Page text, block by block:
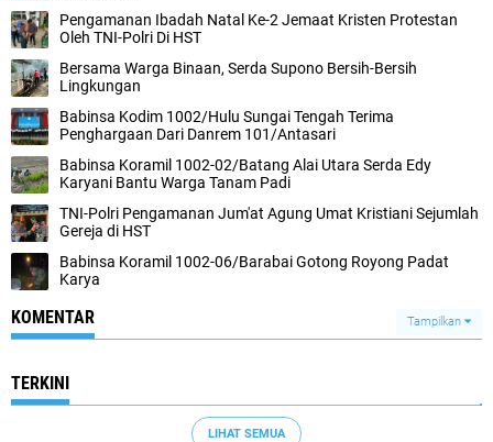
Pengamanan Ibadah Natal Ke-2 Jemaat Kristen Protestan
Oleh TNI-Polri Di HST
Bersama Warga Binaan, Serda Supono Bersih-Bersih
Lingkungan
Babinsa Kodim 1002/Hulu Sungai Tengah Terima
Penghargaan Dari Danrem 101/Antasari
Babinsa Koramil 1002-02/Batang Alai Utara Serda Edy
Karyani Bantu Warga Tanam Padi
TNI-Polri Pengamanan Jum'at Agung Umat Kristiani Sejumlah
Gereja di HST
Babinsa Koramil 1002-06/Barabai Gotong Royong Padat
Karya
KOMENTAR Tampilkan
TERKINI
LIHAT SEMUA